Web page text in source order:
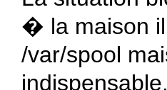
� la maison
/var/spool